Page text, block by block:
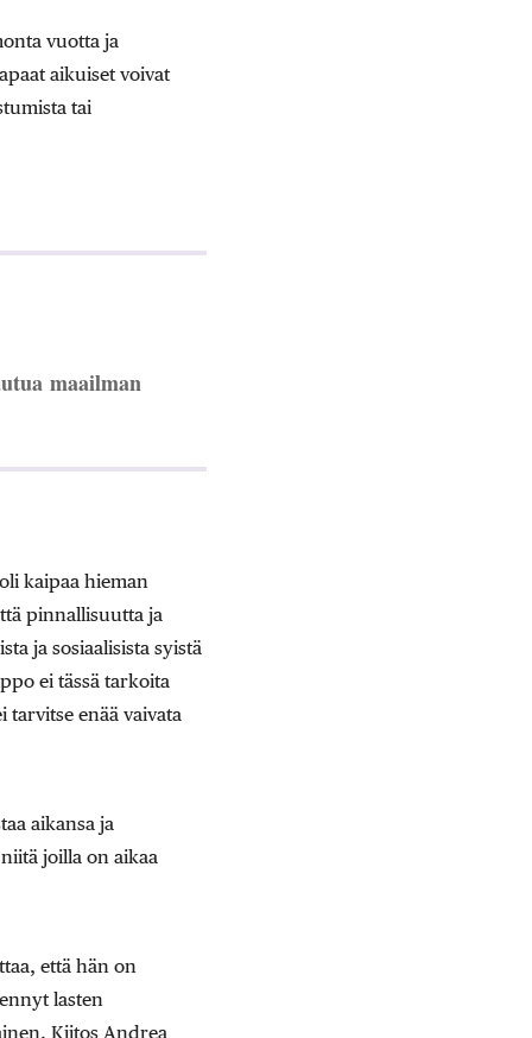
vuotta ja
aikuiset voivat
tai
maailman
kaipaa hieman
pinnallisuutta ja
ja sosiaalisista syistä
ei tässä tarkoita
enää vaivata
aikansa ja
joilla on aikaa
että hän on
lasten
Kiitos Andrea